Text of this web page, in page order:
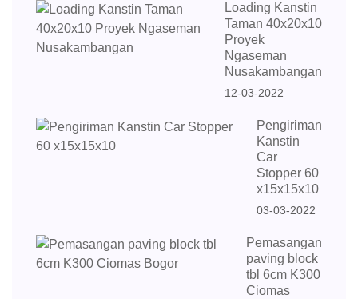
Loading Kanstin
Taman 40x20x10
Proyek
Ngaseman
Nusakambangan
12-03-2022
Pengiriman
Kanstin
Car
Stopper 60
x15x15x10
03-03-2022
Pemasangan
paving block
tbl 6cm K300
Ciomas